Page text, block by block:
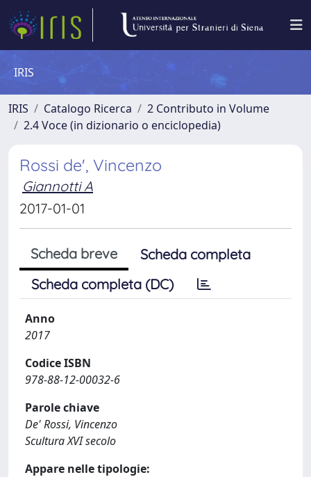
IRIS
IRIS Catalogo Ricerca
2 Contributo in Volume
2.4 Voce (in dizionario o enciclopedia)
Rossi de', Vincenzo
Giannotti A
2017-01-01
Scheda breve
Scheda completa
Scheda completa (DC)
Anno
2017
Codice ISBN
978-88-12-00032-6
Parole chiave
De' Rossi, Vincenzo
Scultura XVI secolo
Appare nelle tipologie: